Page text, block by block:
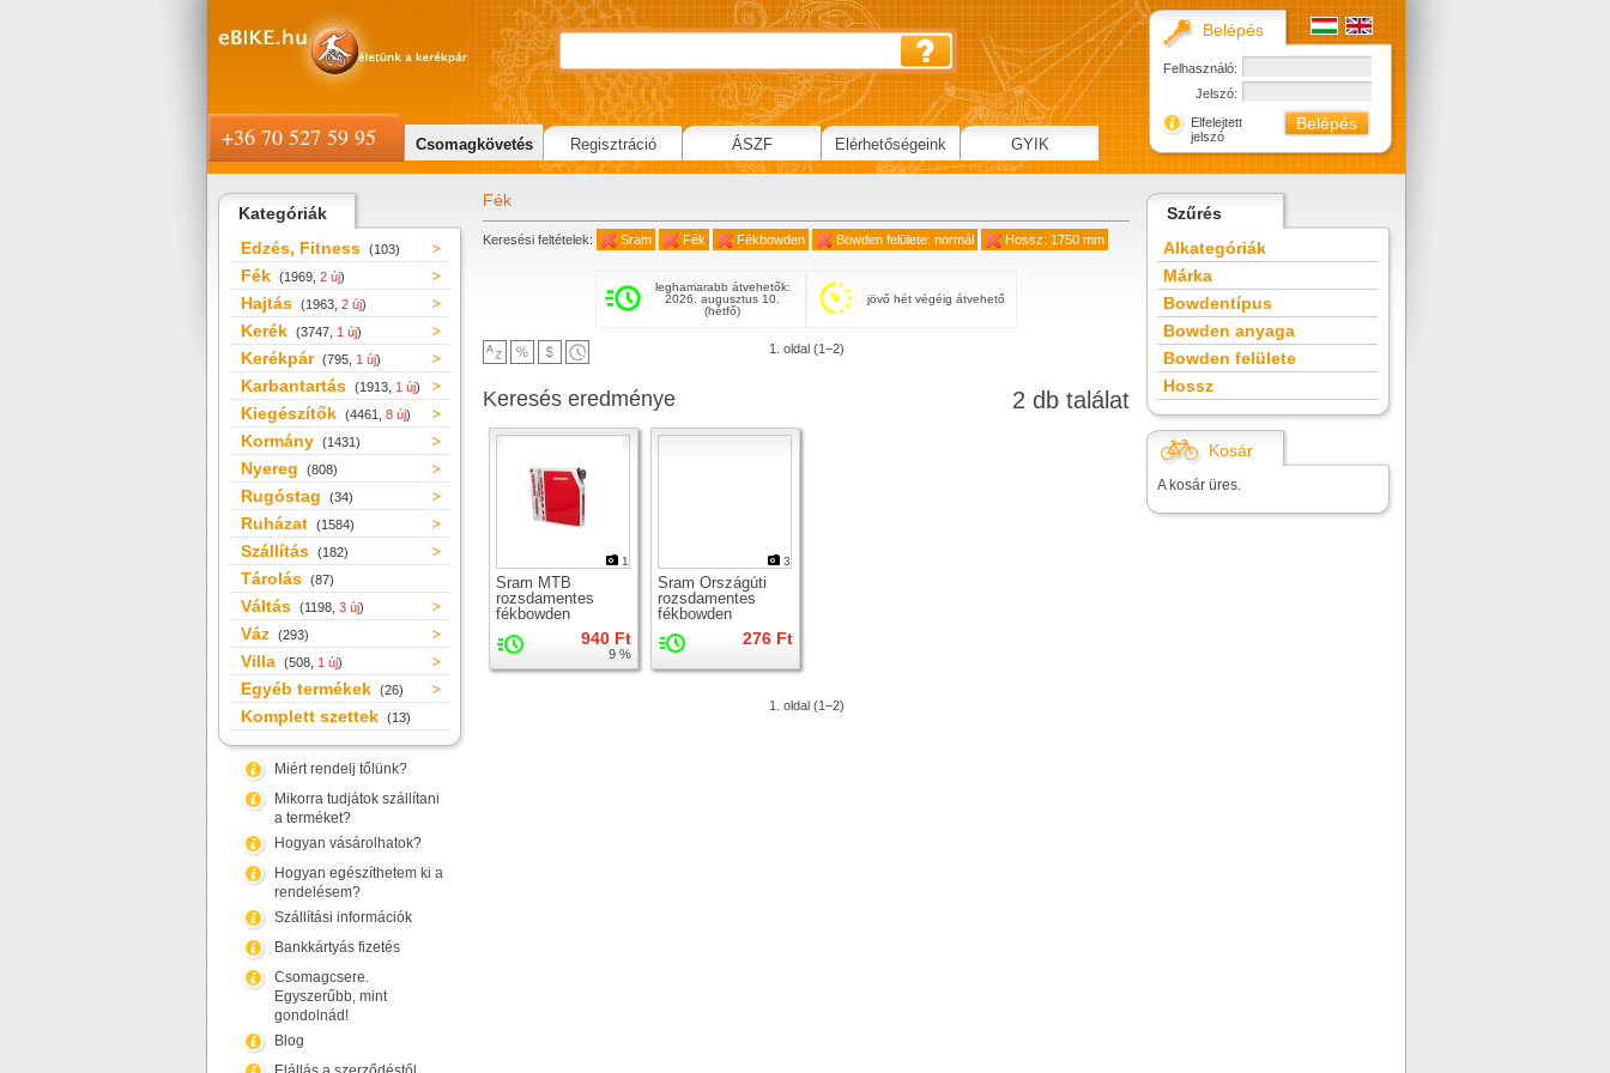
Kategóriák
Edzés, Fitness (103)
Fék (1969, 2 új)
Hajtás (1963, 2 új)
Kerék (3747, 1 új)
Kerékpár (795, 1 új)
Karbantartás (1913, 1 új)
Kiegészítők (4461, 8 új)
Kormány (1431)
Nyereg (808)
Rugóstag (34)
Ruházat (1584)
Szállítás (182)
Tárolás (87)
Váltás (1198, 3 új)
Váz (293)
Villa (508, 1 új)
Egyéb termékek (26)
Komplett szettek (13)
Miért rendelj tőlünk?
Mikorra tudjátok szállítani
a terméket?
Hogyan vásárolhatok?
Hogyan egészíthetem ki a
rendelésem?
Szállítási információk
Bankkártyás fizetés
Csomagcsere.
Egyszerűbb, mint
gondolnád!
Blog
Fék
Keresési feltételek: Sram Fék Fékbowden Bowden felülete: normál Hossz: 1750 mm
leghamarabb átvehetők:
2026. augusztus 10.
(hétfő)
jövő hét végéig átvehető
1. oldal (1–2)
2 db találat
Keresés eredménye
1
Sram MTB
rozsdamentes
fékbowden
940 Ft
9 %
3
Sram Országúti
rozsdamentes
fékbowden
276 Ft
1. oldal (1–2)
Szűrés
Alkategóriák
Márka
Bowdentípus
Bowden anyaga
Bowden felülete
Hossz
Kosár
A kosár üres.
Belépés
Felhasználó:
Jelszó:
Elfelejtett
jelszó
+36 70 527 59 95 Csomagkövetés Regisztráció ÁSZF Elérhetőségeink GYIK